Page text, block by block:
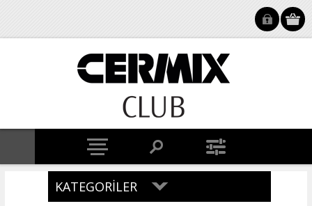
KATEGORILER